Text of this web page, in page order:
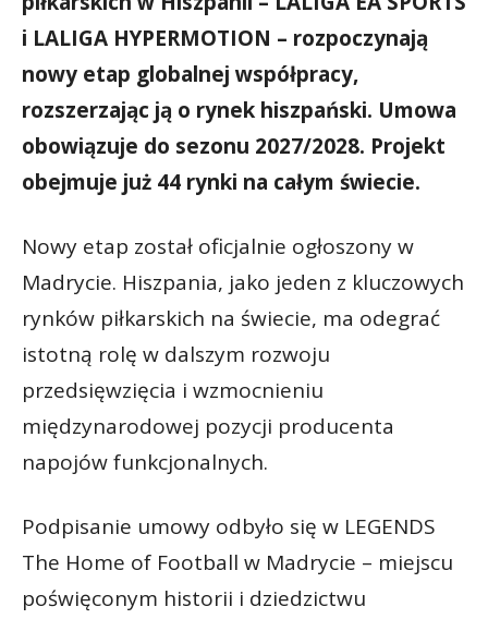
i LALIGA HYPERMOTION – rozpoczynają
nowy etap globalnej współpracy,
rozszerzając ją o rynek hiszpański. Umowa
obowiązuje do sezonu 2027/2028. Projekt
obejmuje już 44 rynki na całym świecie.
Nowy etap został oficjalnie ogłoszony w
Madrycie. Hiszpania, jako jeden z kluczowych
rynków piłkarskich na świecie, ma odegrać
istotną rolę w dalszym rozwoju
przedsięwzięcia i wzmocnieniu
międzynarodowej pozycji producenta
napojów funkcjonalnych.
Podpisanie umowy odbyło się w LEGENDS
The Home of Football w Madrycie – miejscu
poświęconym historii i dziedzictwu